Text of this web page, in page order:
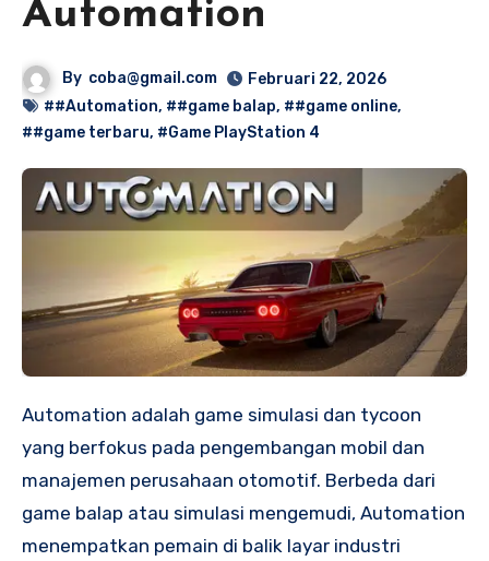
Automation
By coba@gmail.com
Februari 22, 2026
##Automation, ##game balap, ##game online,
##game terbaru, #Game PlayStation 4
Automation adalah game simulasi dan tycoon
yang berfokus pada pengembangan mobil dan
manajemen perusahaan otomotif. Berbeda dari
game balap atau simulasi mengemudi, Automation
menempatkan pemain di balik layar industri